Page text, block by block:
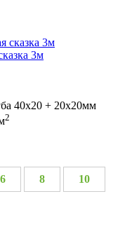
3м
40х20 + 20х20мм
2
6 8
10